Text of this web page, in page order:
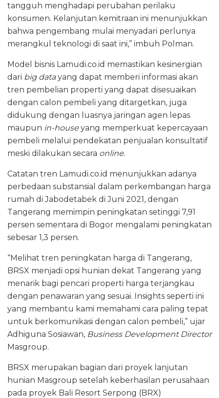
tangguh menghadapi perubahan perilaku
konsumen. Kelanjutan kemitraan ini menunjukkan
bahwa pengembang mulai menyadari perlunya
merangkul teknologi di saat ini,” imbuh Polman.
Model bisnis Lamudi.co.id memastikan kesinergian
dari big datayang dapat memberi informasi akan
tren pembelian properti yang dapat disesuaikan
dengan calon pembeli yang ditargetkan, juga
didukung dengan luasnya jaringan agen lepas
maupun in-house yang memperkuat kepercayaan
pembeli melalui pendekatan penjualan konsultatif
meski dilakukan secara online.
Catatan tren Lamudi.co.id menunjukkan adanya
perbedaan substansial dalam perkembangan harga
rumah di Jabodetabek di Juni 2021, dengan
Tangerang memimpin peningkatan setinggi 7,91
persen sementara di Bogor mengalami peningkatan
sebesar 1,3 persen.
“Melihat tren peningkatan harga di Tangerang,
BRSX menjadi opsi hunian dekat Tangerang yang
menarik bagi pencari properti harga terjangkau
dengan penawaran yang sesuai. Insights seperti ini
yang membantu kami memahami cara paling tepat
untuk berkomunikasi dengan calon pembeli,” ujar
Adhiguna Sosiawan, Business Development Director
Masgroup.
BRSX merupakan bagian dari proyek lanjutan
hunian Masgroup setelah keberhasilan perusahaan
pada proyek Bali Resort Serpong (BRX)